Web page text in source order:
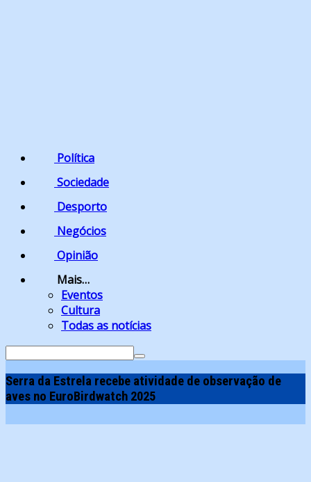
Política
Sociedade
Desporto
Negócios
Opinião
Mais…
Eventos
Cultura
Todas as notícias
Search
Serra da Estrela recebe atividade de observação de
aves no EuroBirdwatch 2025